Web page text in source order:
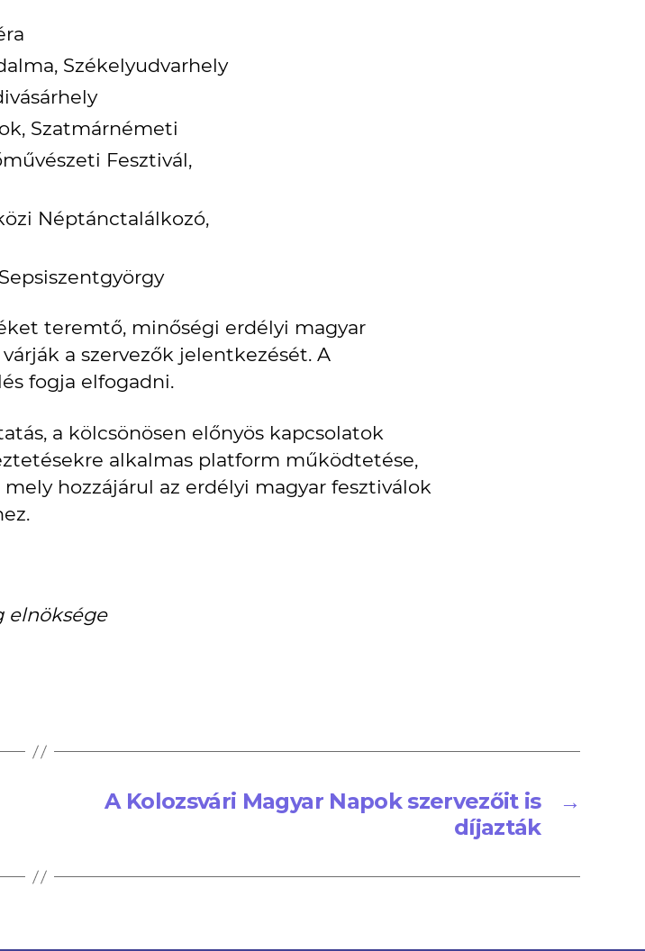
Székelyudvarhely
Szatmárnémeti
Fesztivál,
Néptánctalálkozó,
teremtő, minőségi erdélyi magyar
a szervezők jelentkezését. A
fogja elfogadni.
a kölcsönösen előnyös kapcsolatok
alkalmas platform működtetése,
hozzájárul az erdélyi magyar fesztiválok
elnöksége
→
A Kolozsvári Magyar Napok szervezőit is
díjazták